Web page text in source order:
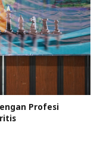
Profesi